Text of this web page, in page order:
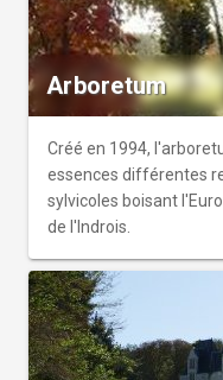
Montpoupon et
afin de résoudre ce
les enfants
château, ses
de la famille.
Arboretum
Créé en 1994,
essences différentes
sylvicoles boisant
de l'Indrois.